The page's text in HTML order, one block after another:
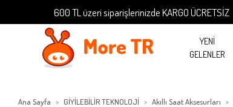
600 TL üzeri siparişlerinizde KARGO ÜCRETSİZ
YENİ
GELENLER
Ana Sayfa GİYİLEBİLİR TEKNOLOJİ Akıllı Saat Aksesurları